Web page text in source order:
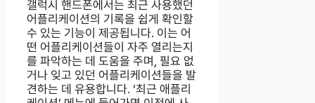
갤럭시 핸드폰에서는 최근 사용했던
어플리케이션의 기록을 쉽게 확인할
수 있는 기능이 제공됩니다. 이는 어
떤 어플리케이션들이 자주 열리는지
를 파악하는 데 도움을 주며, 필요 없
거나 잊고 있던 어플리케이션들을 발
견하는 데 유용합니다. ‘최근 애플리